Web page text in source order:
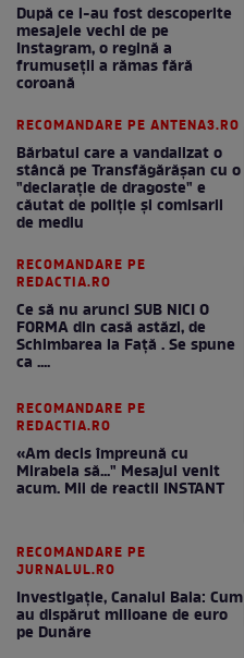
După ce i-au fost descoperite
mesajele vechi de pe
Instagram, o regină a
frumuseții a rămas fără
coroană
RECOMANDARE PE ANTENA3.RO
Bărbatul care a vandalizat o
stâncă pe Transfăgărășan cu o
"declaraţie de dragoste" e
căutat de poliție și comisarii
de mediu
RECOMANDARE PE
REDACTIA.RO
Ce să nu arunci SUB NICI O
FORMA din casă astăzi, de
Schimbarea la Față . Se spune
ca ....
RECOMANDARE PE
REDACTIA.RO
«Am decis împreună cu
Mirabela să..." Mesajul venit
acum. Mii de reactii INSTANT
RECOMANDARE PE
JURNALUL.RO
Investigație, Canalul Bala: Cum
au dispărut milioane de euro
pe Dunăre